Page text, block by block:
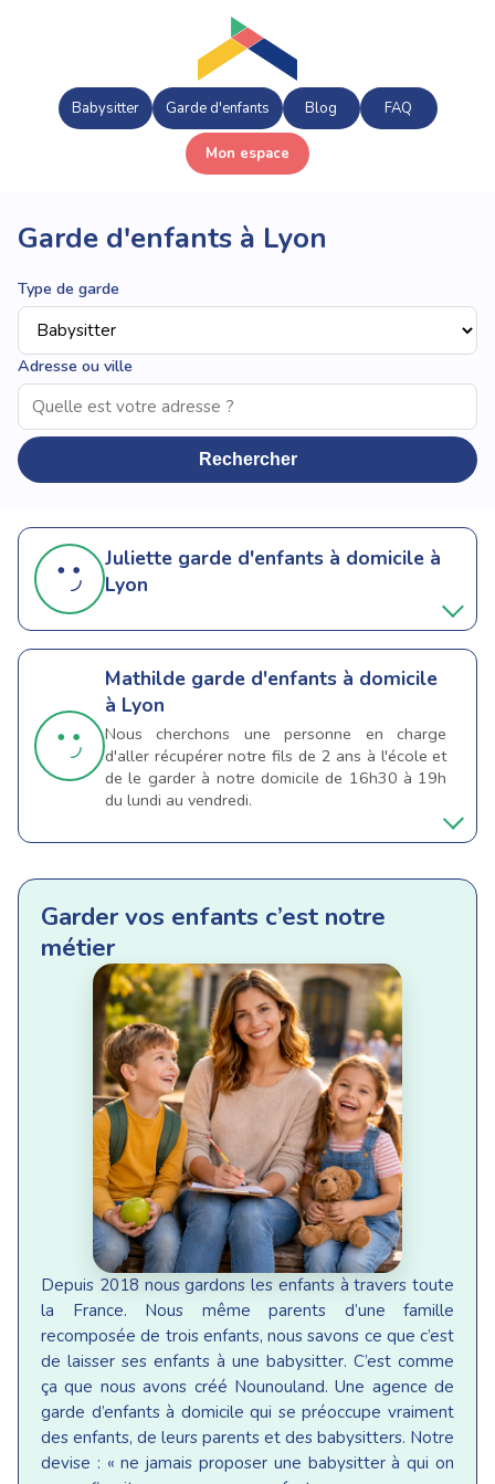
Babysitter Garde d'enfants Blog FAQ
Mon espace
Garde d'enfants à Lyon
Type de garde
Adresse ou ville
Rechercher
Juliette garde d'enfants à domicile à
Lyon
Mathilde garde d'enfants à domicile
à Lyon
Nous cherchons une personne en charge
d'aller récupérer notre fils de 2 ans à l'école et
de le garder à notre domicile de 16h30 à 19h
du lundi au vendredi.
Garder vos enfants c’est notre
métier
Depuis 2018 nous gardons les enfants à travers toute
la France. Nous même parents d’une famille
recomposée de trois enfants, nous savons ce que c’est
de laisser ses enfants à une babysitter. C’est comme
ça que nous avons créé Nounouland. Une agence de
garde d’enfants à domicile qui se préoccupe vraiment
des enfants, de leurs parents et des babysitters. Notre
devise : « ne jamais proposer une babysitter à qui on